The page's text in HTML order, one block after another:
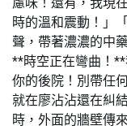
時的溫和震動！」
聲，帶著濃濃的中
**時空正在彎曲！
你的後院！別帶任
就在廖沾沾還在糾
時，外面的牆壁傳